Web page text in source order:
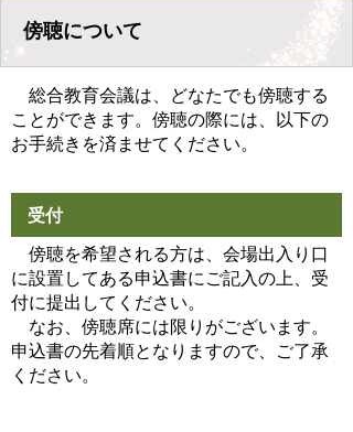
傍聴について
総合教育会議は、どなたでも傍聴する
ことができます。傍聴の際には、以下の
お手続きを済ませてください。
受付
傍聴を希望される方は、会場出入り口
に設置してある申込書にご記入の上、受
付に提出してください。
なお、傍聴席には限りがございます。
申込書の先着順となりますので、ご了承
ください。